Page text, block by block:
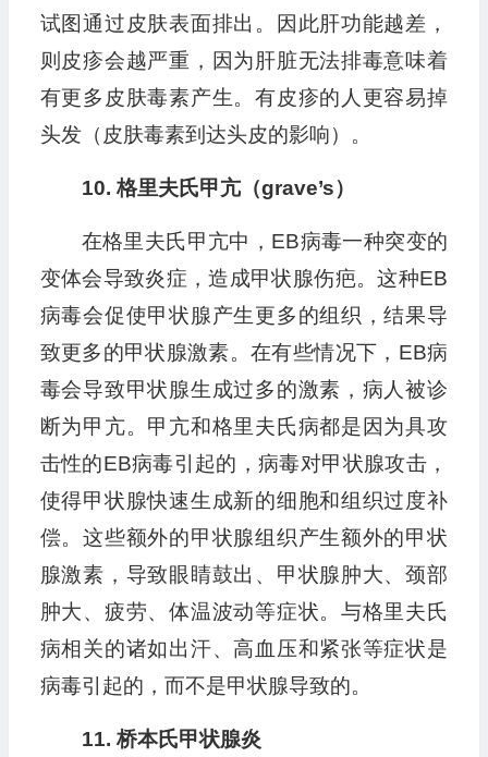
试图通过皮肤表面排出。因此肝功能越差，
则皮疹会越严重，因为肝脏无法排毒意味着
有更多皮肤毒素产生。有皮疹的人更容易掉
头发（皮肤毒素到达头皮的影响）。
10. 格里夫氏甲亢（grave’s）
在格里夫氏甲亢中，EB病毒一种突变的
变体会导致炎症，造成甲状腺伤疤。这种EB
病毒会促使甲状腺产生更多的组织，结果导
致更多的甲状腺激素。在有些情况下，EB病
毒会导致甲状腺生成过多的激素，病人被诊
断为甲亢。甲亢和格里夫氏病都是因为具攻
击性的EB病毒引起的，病毒对甲状腺攻击，
使得甲状腺快速生成新的细胞和组织过度补
偿。这些额外的甲状腺组织产生额外的甲状
腺激素，导致眼睛鼓出、甲状腺肿大、颈部
肿大、疲劳、体温波动等症状。与格里夫氏
病相关的诸如出汗、高血压和紧张等症状是
病毒引起的，而不是甲状腺导致的。
11. 桥本氏甲状腺炎